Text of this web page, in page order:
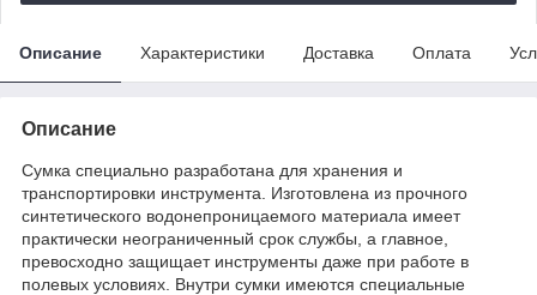
Описание Характеристики Доставка Оплата
Описание
Сумка специально разработана для хранения и
транспортировки инструмента. Изготовлена из прочного
синтетического водонепроницаемого материала имеет
практически неограниченный срок службы, а главное,
превосходно защищает инструменты даже при работе в
полевых условиях. Внутри сумки имеются специальные